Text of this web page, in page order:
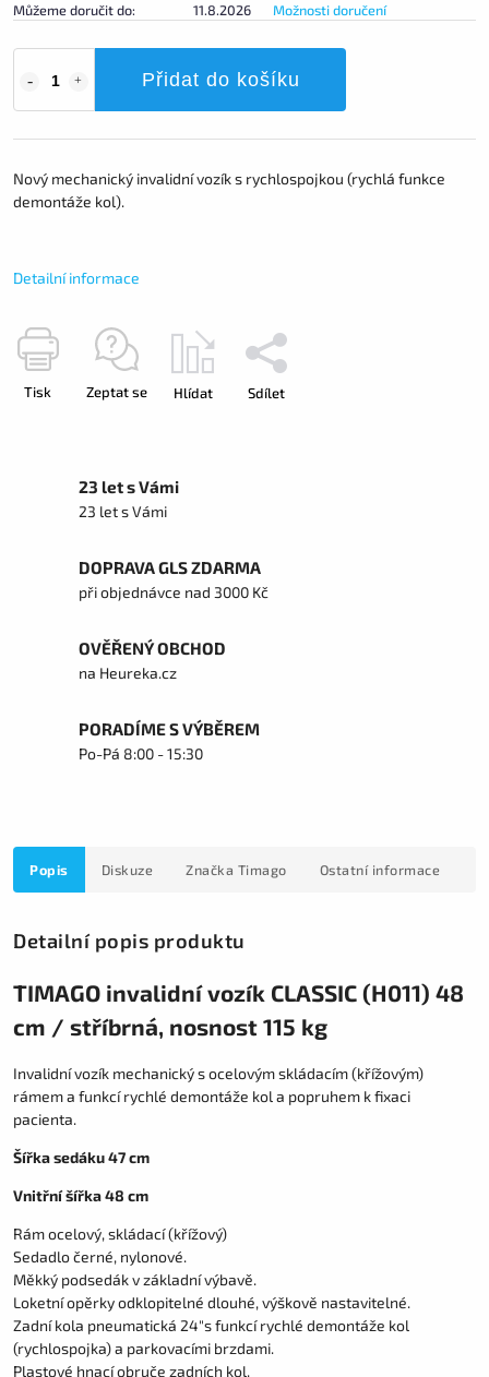
Můžeme doručit do: 11.8.2026 Možnosti doručení
Přidat do košíku
Nový mechanický invalidní vozík s rychlospojkou (rychlá funkce
demontáže kol).
Detailní informace
Tisk Zeptat se Hlídat Sdílet
23 let s Vámi
23 let s Vámi
DOPRAVA GLS ZDARMA
při objednávce nad 3000 Kč
OVĚŘENÝ OBCHOD
na Heureka.cz
PORADÍME S VÝBĚREM
Po-Pá 8:00 - 15:30
Popis Diskuze Značka Timago Ostatní informace
Detailní popis produktu
TIMAGO invalidní vozík CLASSIC (H011) 48
cm / stříbrná, nosnost 115 kg
Invalidní vozík mechanický s ocelovým skládacím (křížovým)
rámem a funkcí rychlé demontáže kol a popruhem k fixaci
pacienta.
Šířka sedáku 47 cm
Vnitřní šířka 48 cm
Rám ocelový, skládací (křížový)
Sedadlo černé, nylonové.
Měkký podsedák v základní výbavě.
Loketní opěrky odklopitelné dlouhé, výškově nastavitelné.
Zadní kola pneumatická 24"s funkcí rychlé demontáže kol
(rychlospojka) a parkovacími brzdami.
Plastové hnací obruče zadních kol.